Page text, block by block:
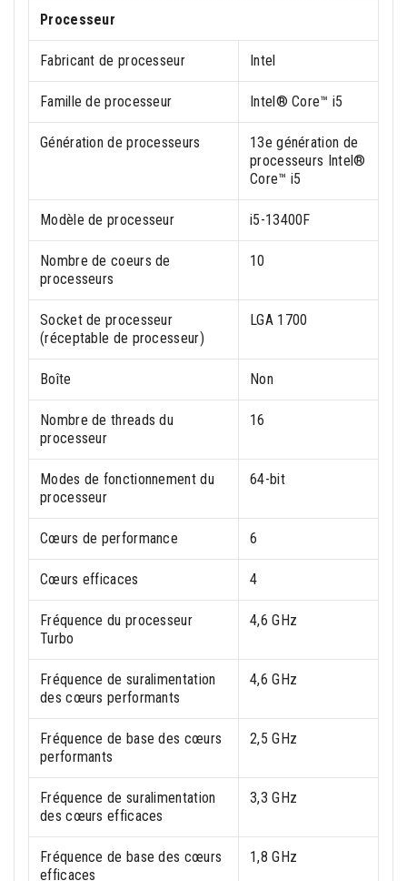
Processeur
Fabricant de processeur Intel
Famille de processeur Intel® Core™ i5
Génération de processeurs
13e génération de
processeurs Intel®
Core™ i5
Modèle de processeur i5-13400F
Nombre de coeurs de
processeurs
10
Socket de processeur
(réceptable de processeur)
LGA 1700
Boîte Non
Nombre de threads du
processeur
16
Modes de fonctionnement du
processeur
64-bit
Cœurs de performance 6
Cœurs efficaces 4
Fréquence du processeur
Turbo
4,6 GHz
Fréquence de suralimentation
des cœurs performants
4,6 GHz
Fréquence de base des cœurs
performants
2,5 GHz
Fréquence de suralimentation
des cœurs efficaces
3,3 GHz
Fréquence de base des cœurs
efficaces
1,8 GHz